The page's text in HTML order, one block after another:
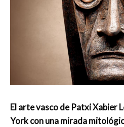
El arte vasco de Patxi Xabier
York con una mirada